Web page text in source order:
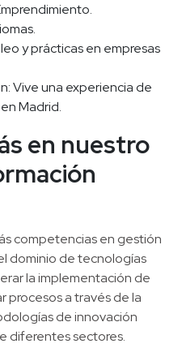
y prácticas en empresas
Vive una experiencia de
Madrid.
en nuestro
competencias en gestión
dominio de tecnologías
la implementación de
procesos a través de la
de innovación
diferentes sectores.